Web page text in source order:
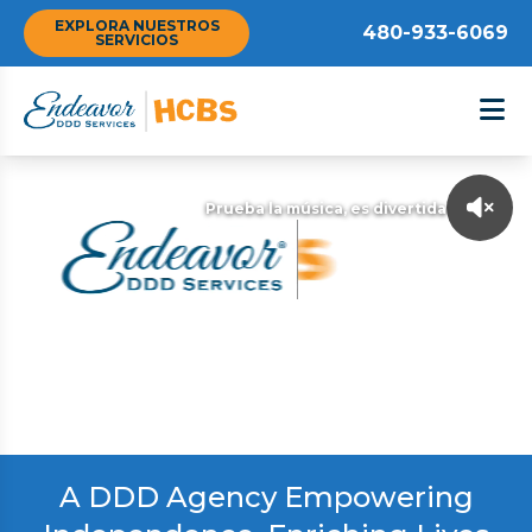
EXPLORA NUESTROS
SERVICIOS
480-933-6069
Prueba la música, es divertida
A DDD Agency Empowering